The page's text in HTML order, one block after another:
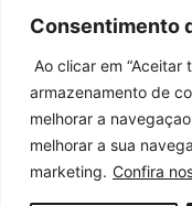
Consentimento
Ao clicar em “Aceitar
armazenamento de
melhorar a
melhorar a sua
marketing. Confira
Desenvolvido por